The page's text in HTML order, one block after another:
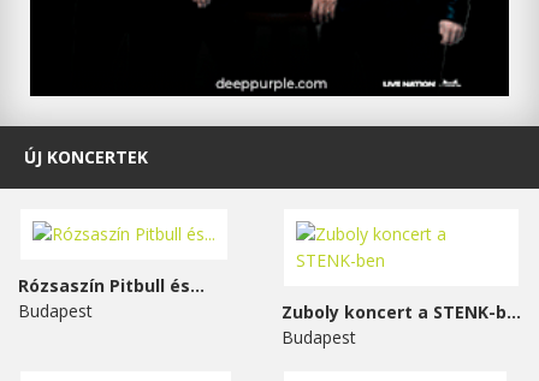
ÚJ KONCERTEK
Rózsaszín Pitbull és...
Budapest
Zuboly koncert a STENK-ben
Budapest